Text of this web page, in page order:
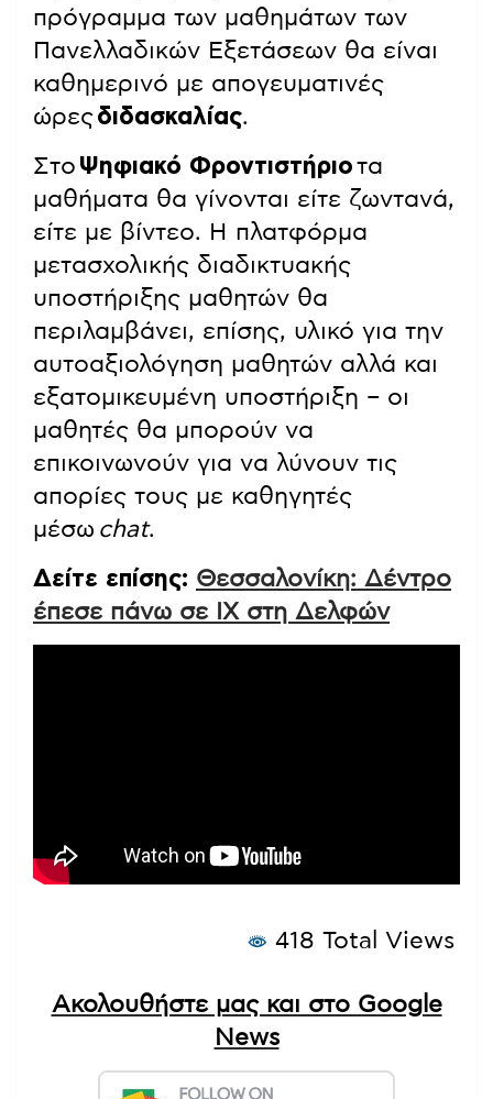
πρόγραμμα των μαθημάτων των
Πανελλαδικών Εξετάσεων θα είναι
καθημερινό με απογευματινές
ώρεςδιδασκαλίας.
Στο Ψηφιακό Φροντιστήριοτα
μαθήματα θα γίνονται είτε ζωντανά,
είτε με βίντεο. Η πλατφόρμα
μετασχολικής διαδικτυακής
υποστήριξης μαθητών θα
περιλαμβάνει, επίσης, υλικό για την
αυτοαξιολόγηση μαθητών αλλά και
εξατομικευμένη υποστήριξη – οι
μαθητές θα μπορούν να
επικοινωνούν για να λύνουν τις
απορίες τους με καθηγητές
μέσω chat.
Δείτε επίσης: Θεσσαλονίκη: Δέντρο
έπεσε πάνω σε ΙΧ στη Δελφών
418 Total Views
Ακολουθήστε μας και στο Google
News